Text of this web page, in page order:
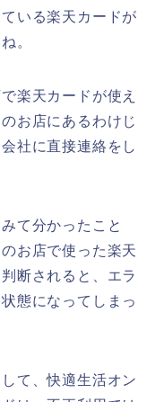
いる楽天カードが
。
楽天カードが使え
お店にあるわけじ
社に直接連絡をし
て分かったこと
お店で使った楽天
断されると、エラ
態になってしまっ
て、快適生活オン